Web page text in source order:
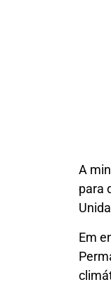
A
para
Em